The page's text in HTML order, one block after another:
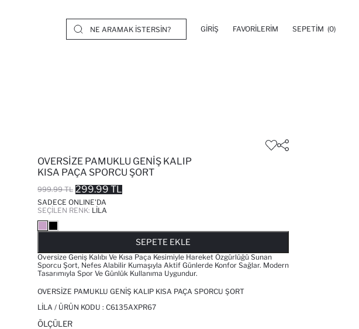
GIRIŞ FAVORILERIM SEPETIM (0)
OVERSIZE PAMUKLU GENIŞ KALIP
KISA PAÇA SPORCU ŞORT
999.99 TL 299.99 TL
SADECE ONLINE'DA
SEÇILEN RENK: LILA
SEPETE EKLE
Oversize Geniş Kalıbı Ve Kısa Paça Kesimiyle Hareket Özgürlüğü Sunan
Sporcu Şort, Nefes Alabilir Kumaşıyla Aktif Günlerde Konfor Sağlar. Modern
Tasarımıyla Spor Ve Günlük Kullanıma Uygundur.
OVERSIZE PAMUKLU GENIŞ KALIP KISA PAÇA SPORCU ŞORT
LILA / ÜRÜN KODU : C6135AXPR67
ÖLÇÜLER